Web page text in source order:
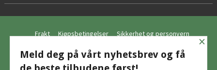
Frakt Kjøpsbetingelser Sikkerhet og personvern
Nyhetsbrev
×
Meld deg på vårt nyhetsbrev og få